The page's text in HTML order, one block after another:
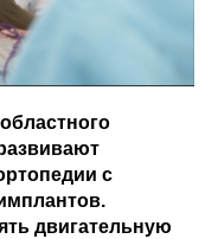
с
двигательную